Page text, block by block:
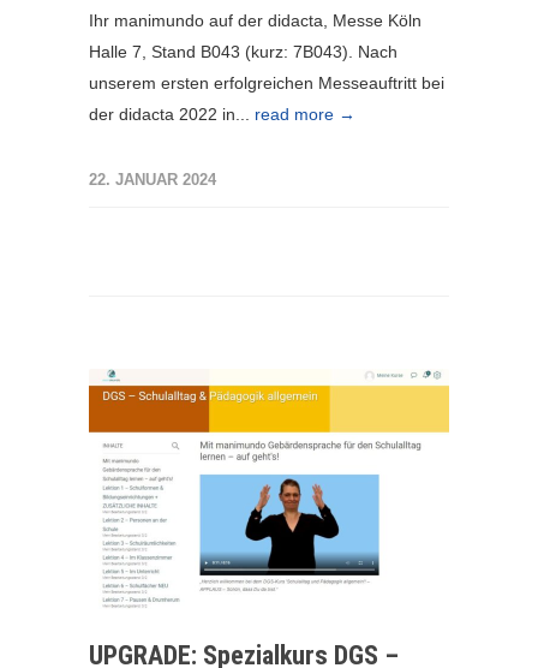
Ihr manimundo auf der didacta, Messe Köln
Halle 7, Stand B043 (kurz: 7B043). Nach
unserem ersten erfolgreichen Messeauftritt bei
der didacta 2022 in... read more →
22. JANUAR 2024
UPGRADE: Spezialkurs DGS –